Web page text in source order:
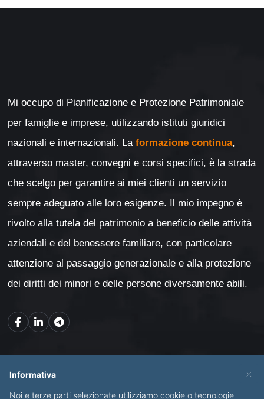
Mi occupo di Pianificazione e Protezione Patrimoniale
per famiglie e imprese, utilizzando istituti giuridici
nazionali e internazionali. La formazione continua,
attraverso master, convegni e corsi specifici, è la strada
che scelgo per garantire ai miei clienti un servizio
sempre adeguato alle loro esigenze. Il mio impegno è
rivolto alla tutela del patrimonio a beneficio delle attività
aziendali e del benessere familiare, con particolare
attenzione al passaggio generazionale e alla protezione
dei diritti dei minori e delle persone diversamente abili.
×
Informativa
Noi e terze parti selezionate utilizziamo cookie o tecnologie